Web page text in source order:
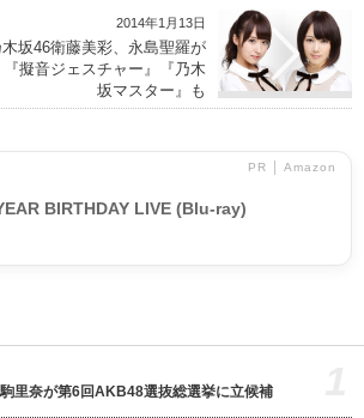
2014年1月13日
坂46衛藤美彩、永島聖羅が
擬音ジェスチャー』『乃木
坂マスター』も
PR │ Amazon
BIRTHDAY LIVE (Blu-ray)
里奈が第6回AKB48選抜総選挙に立候補